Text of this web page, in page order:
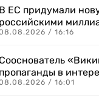
В ЕС придумали
российскими
/ 16:16
Сооснователь
пропаганды в
/ 16:01